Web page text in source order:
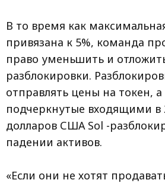
В то время как
привязана к 5%, команда
право уменьшить и
разблокировки.
отправлять цены на токен, а
подчеркнутые входящими
долларов США Sol -
падении активов.
«Если они не хотят